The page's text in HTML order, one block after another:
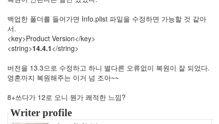
백업한 폴더를 들어가면 Info.plist 파일을 수정하면 가능할 것 같아
서.
<key>Product Version</key>
<string>14.4.1</string>
버전을 13.3으로 수정하고 하니 별다른 오류없이 복원이 잘 되었다.
영혼까지 복원해주는 이거 넘 조아~~
8+쓰다가 12로 오니 뭔가 쾌적한 느낌?
Writer profile
2010
년
10
월
2010
년
월
5
2010